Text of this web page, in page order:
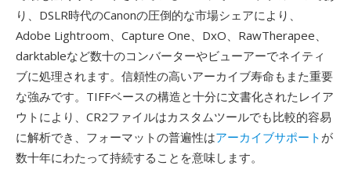
り、DSLR時代のCanonの圧倒的な市場シェアにより、
Adobe Lightroom、Capture One、DxO、RawTherapee、
darktableなど数十のコンバーターやビューアーでネイティ
ブに処理されます。信頼性の高いアーカイブ寿命もまた重要
な強みです。TIFFベースの構造と十分に文書化されたレイア
ウトにより、CR2ファイルはカスタムツールでも比較的容易
に解析でき、フォーマットの普遍性はアーカイブサポート が
数十年にわたって持続することを意味します。